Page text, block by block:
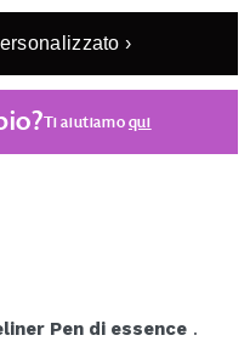
›
Ti aiutiamoqui
Pen di essence .